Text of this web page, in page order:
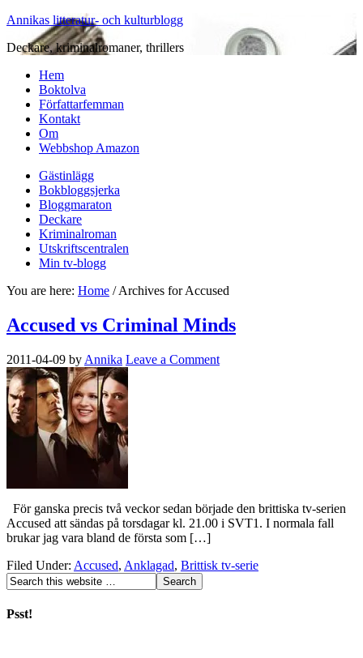
Annikas litteratur- och kulturblogg
Deckare, kriminalromaner, thrillers
Hem
Boktolva
Författarfemman
Kontakt
Om
Webbshop Amazon
Gästinlägg
Bokbloggsjerka
Bloggmaraton
Deckare
Kriminalroman
Utskriftscentralen
Min tv-blogg
You are here: Home /Archives for Accused
Accused vs Criminal Minds
2011-04-09 by Annika Leave a Comment
För ganska precis två veckor sedan började den brittiska tv-serien
Accused att sändas på torsdagar kl. 21.00 i SVT1. I normala fall
brukar jag vara bland de första som […]
Filed Under: Accused, Anklagad, Brittisk tv-serie
Psst!